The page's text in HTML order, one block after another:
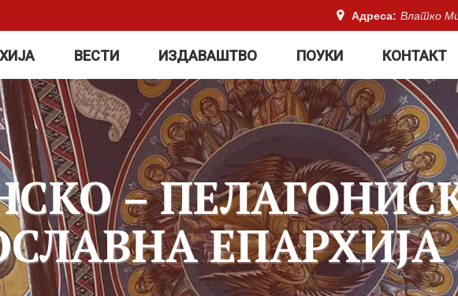
Адреса: Влатко
ВЕСТИ ИЗДАВАШТВО ПОУКИ КОНТАКТ
–
ЕПАРХИЈА